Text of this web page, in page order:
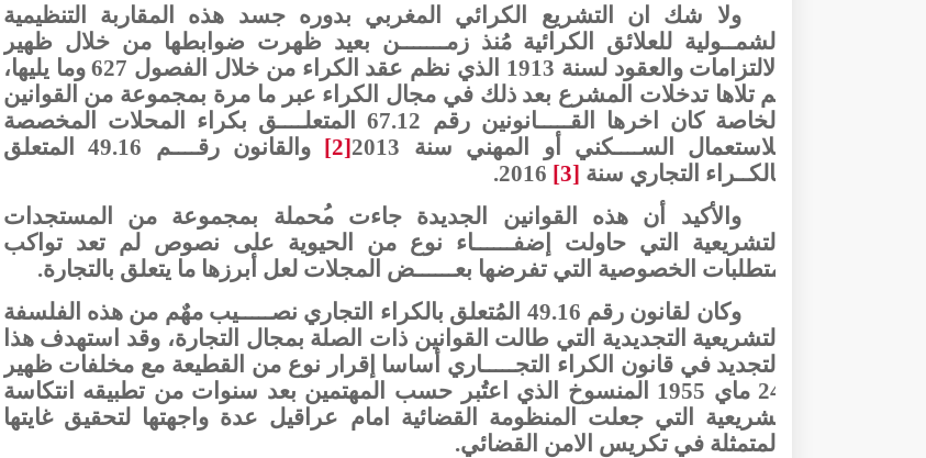
ولا شك ان التشريع الكرائي المغربي بدوره جسد هذه المقاربة التنظيمية
الشمــولية للعلائق الكرائية مُنذ زمـــــــن بعيد ظهرت ضوابطها من خلال ظهير
الالتزامات والعقود لسنة 1913 الذي نظم عقد الكراء من خلال الفصول 627 وما يليها،
ثم تلاها تدخلات المشرع بعد ذلك في مجال الكراء عبر ما مرة بمجموعة من القوانين
الخاصة كان اخرها القـــــانونين رقم 67.12 المتعلــــق بكراء المحلات المخصصة
للاستعمال الســــكني أو المهني سنة 2013
[2]
والقانون رقــــم 49.16 المتعلق
بالكــراء التجاري سنة [3]
والأكيد أن هذه القوانين الجديدة جاءت محملة بمجموعة من المستجدات
التشريعية التي حاولت إضفــــــاء نوع من الحيوية على نصوص لم تعد تواكب
متطلبات الخصوصية التي تفرضها بعــــــض المجلات لعل أبرزها ما يتعلق بالتجارة.
وكان لقانون رقم 49.16 المُتعلق بالكراء التجاري نصـــــيب مهٌم من هذه الفلسفة
التشريعية التجديدية التي طالت القوانين ذات الصلة بمجال التجارة، وقد استهدف هذا
التجديد في قانون الكراء التجـــــاري أساسا إقرار نوع من القطيعة مع مخلفات ظهير
24 ماي 1955 المنسوخ الذي اعتُبر حسب المهتمين بعد سنوات من تطبيقه انتكاسة
تشريعية التي جعلت المنظومة القضائية امام عراقيل عدة واجهتها لتحقيق غايتها
المتمثلة في تكريس الامن القضائي.